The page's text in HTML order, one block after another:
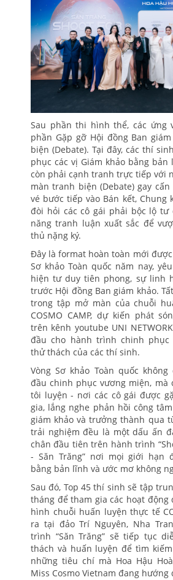
Sau phần thi hình thể, các ứng
phần Gặp gỡ Hội đồng Ban
biện (Debate). Tại đây, các thí
phục các vị Giám khảo bằng
còn phải cạnh tranh trực tiếp với
màn tranh biện (Debate) gay
vé bước tiếp vào Bán kết, Chung
đòi hỏi các cô gái phải bộc lộ tư
năng tranh luận xuất sắc để
thủ nặng ký.
Đây là format hoàn toàn mới
Sơ khảo Toàn quốc năm nay,
hiện tư duy tiên phong, sự linh
trước Hội đồng Ban giám khảo.
trong tập mở màn của chuỗi
COSMO CAMP, dự kiến phát
trên kênh youtube UNI
đầu cho hành trình chinh phục
thử thách của các thí sinh.
Vòng Sơ khảo Toàn quốc
đầu chinh phục vương miện, mà
tôi luyện - nơi các cô gái được
gia, lắng nghe phản hồi công
giám khảo và trưởng thành qua
trải nghiệm đều là một dấu ấn
chân đầu tiên trên hành trình
- Săn Trăng” nơi mọi giới hạn
bằng bản lĩnh và ước mơ không
Sau đó, Top 45 thí sinh sẽ tập
tháng để tham gia các hoạt động
hình chuỗi huấn luyện thực tế
ra tại đảo Trí Nguyên, Nha
trình “Săn Trăng” sẽ tiếp tục
thách và huấn luyện để tìm
những tiêu chí mà Hoa Hậu
Miss Cosmo Vietnam đang hướng